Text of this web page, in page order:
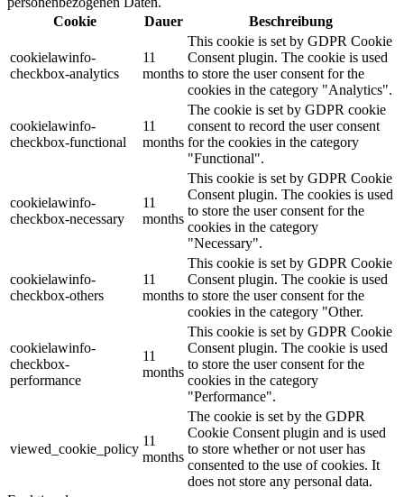
Cookie
Dauer Beschreibung
cookielawinfo-
checkbox-analytics
11
months
This cookie is set by GDPR Cookie
Consent plugin. The cookie is used
to store the user consent for the
cookies in the category "Analytics".
cookielawinfo-
checkbox-functional
11
months
The cookie is set by GDPR cookie
consent to record the user consent
for the cookies in the category
"Functional".
cookielawinfo-
checkbox-necessary
11
months
This cookie is set by GDPR Cookie
Consent plugin. The cookies is used
to store the user consent for the
cookies in the category
"Necessary".
cookielawinfo-
checkbox-others
11
months
This cookie is set by GDPR Cookie
Consent plugin. The cookie is used
to store the user consent for the
cookies in the category "Other.
cookielawinfo-
checkbox-
performance
11
months
This cookie is set by GDPR Cookie
Consent plugin. The cookie is used
to store the user consent for the
cookies in the category
"Performance".
viewed_cookie_policy
11
months
The cookie is set by the GDPR
Cookie Consent plugin and is used
to store whether or not user has
consented to the use of cookies. It
does not store any personal data.